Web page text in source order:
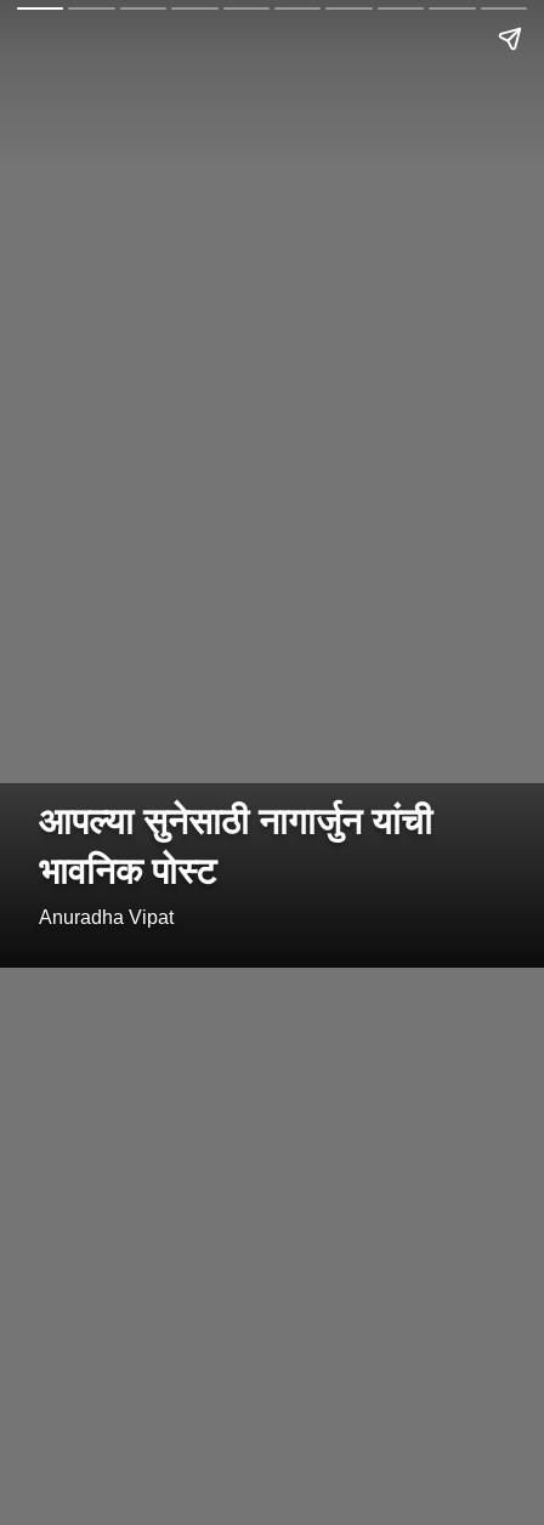
आपल्या सुनेसाठी नागार्जुन यांची
भावनिक पोस्ट
Anuradha Vipat